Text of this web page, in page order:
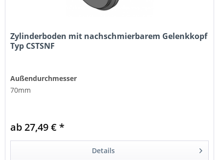
Zylinderboden mit nachschmierbarem Gelenkkopf
Typ CSTSNF
Außendurchmesser
70mm
ab 27,49 € *
Details